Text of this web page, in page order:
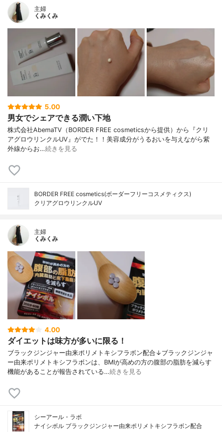
主婦
くみくみ
5.00
男女でシェアできる潤い下地
株式会社AbemaTV（BORDER FREE cosmeticsから提供）から『クリ
アグロウリンクルUV』がでた！！美容成分がうるおいを与えながら紫
外線からお…続きを見る
BORDER FREE cosmetics(ボーダーフリーコスメティクス)
クリアグロウリンクルUV
主婦
くみくみ
4.00
ダイエットは味方が多いに限る！
ブラックジンジャー由来ポリメトキシフラボン配合↓ブラックジンジャ
ー由来ポリメトキシフラボンは、BMIが高めの方の腹部の脂肪を減らす
機能があることが報告されている…続きを見る
シーアール・ラボ
ナイシボル ブラックジンジャー由来ポリメトキシフラボン配合